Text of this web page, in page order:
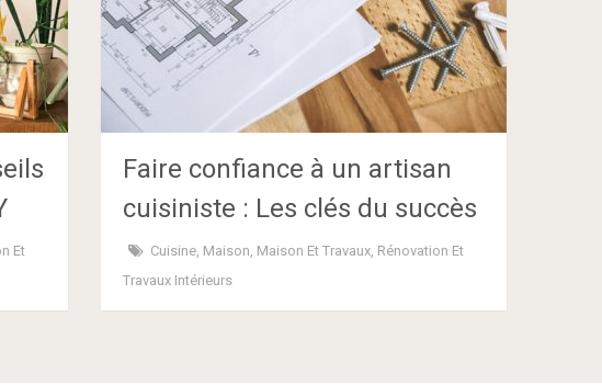
Et
Faire confiance à un artisan
cuisiniste : Les clés du succès
Cuisine Maison Maison Et Travaux Rénovation Et
Travaux Intérieurs